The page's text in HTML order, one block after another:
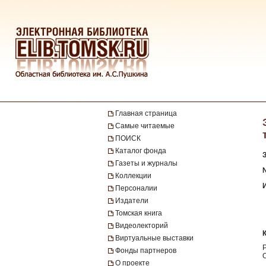
Главная страница
Самые читаемые
ПОИСК
Каталог фонда
Газеты и журналы
Коллекции
Персоналии
Издатели
Томская книга
Видеолекторий
Виртуальные выставки
Фонды партнеров
О проекте